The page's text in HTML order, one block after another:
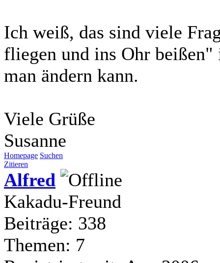
Ich weiß, das sind viele
fliegen und ins Ohr beißen"
man ändern kann.
Viele Grüße
Susanne
Homepage Suchen
Zitieren
Alfred
Kakadu-Freund
Beiträge: 338
Themen: 7